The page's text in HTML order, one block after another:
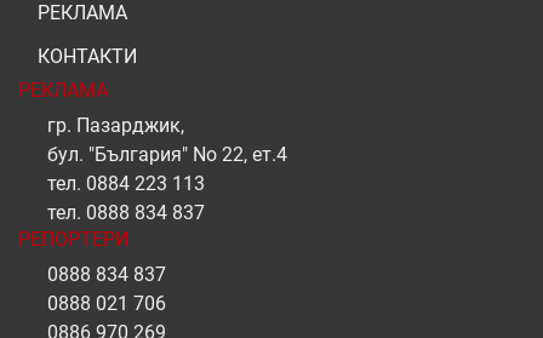
РЕКЛАМА
КОНТАКТИ
РЕКЛАМА
гр. Пазарджик,
бул. "България" No 22, ет.4
тел. 0884 223 113
тел. 0888 834 837
РЕПОРТЕРИ
0888 834 837
0888 021 706
0886 970 269